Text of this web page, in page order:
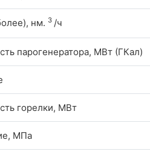
нм. 3 /ч
парогенератора, МВт (ГКал)
горелки, МВт
МПа